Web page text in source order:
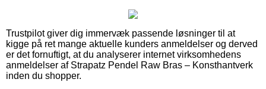
Trustpilot giver dig immervæk passende løsninger til at
kigge på ret mange aktuelle kunders anmeldelser og derved
er det fornuftigt, at du analyserer internet virksomhedens
anmeldelser af Strapatz Pendel Raw Bras – Konsthantverk
inden du shopper.